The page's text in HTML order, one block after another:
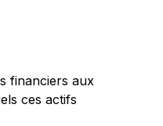
financiers aux
ces actifs